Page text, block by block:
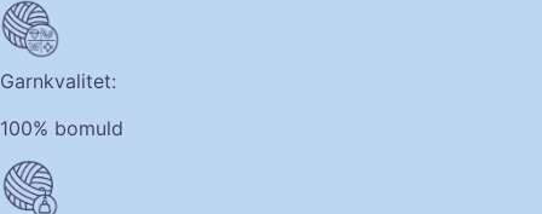
Garnkvalitet:
100% bomuld